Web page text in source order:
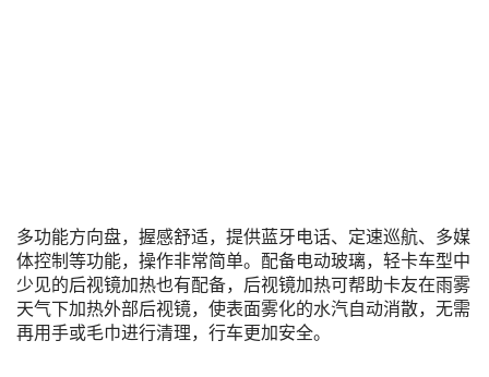
多功能方向盘，握感舒适，提供蓝牙电话、定速巡航、多媒
体控制等功能，操作非常简单。配备电动玻璃，轻卡车型中
少见的后视镜加热也有配备，后视镜加热可帮助卡友在雨雾
天气下加热外部后视镜，使表面雾化的水汽自动消散，无需
再用手或毛巾进行清理，行车更加安全。